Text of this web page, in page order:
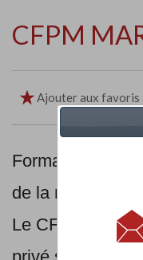
CFPM
Ajouter aux favoris
Formations &
de la musique et
Le CFPM est un